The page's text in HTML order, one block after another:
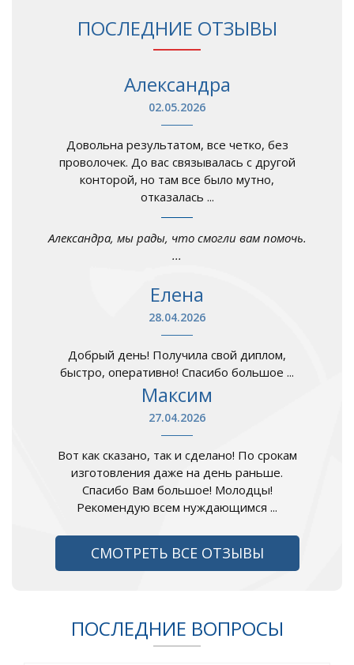
ПОСЛЕДНИЕ ОТЗЫВЫ
Александра
02.05.2026
Довольна результатом, все четко, без
проволочек. До вас связывалась с другой
конторой, но там все было мутно,
отказалась ...
Александра, мы рады, что смогли вам помочь.
...
Елена
28.04.2026
Добрый день! Получила свой диплом,
быстро, оперативно! Спасибо большое ...
Максим
27.04.2026
Вот как сказано, так и сделано! По срокам
изготовления даже на день раньше.
Спасибо Вам большое! Молодцы!
Рекомендую всем нуждающимся ...
СМОТРЕТЬ ВСЕ ОТЗЫВЫ
ПОСЛЕДНИЕ ВОПРОСЫ